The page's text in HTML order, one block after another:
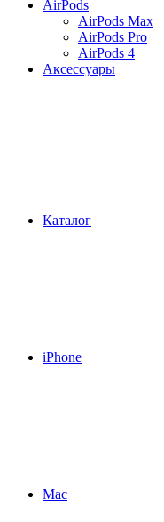
AirPods
AirPods Max
AirPods Pro
AirPods 4
Аксессуары
Каталог
iPhone
Mac